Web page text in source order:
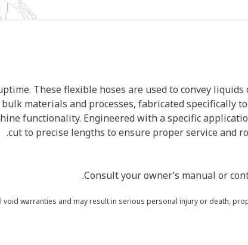
These flexible hoses are used to convey
materials and processes, fabricated specifically
functionality. Engineered with a specific
cut to precise lengths to ensure proper service and
Consult your owner’s manual or
warranties and may result in serious personal injury or death,